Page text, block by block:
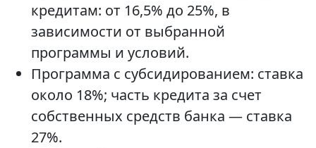
кредитам: от 16,5% до 25%, в
зависимости от выбранной
программы и условий.
Программа с субсидированием: ставка
около 18%; часть кредита за счет
собственных средств банка — ставка
27%.